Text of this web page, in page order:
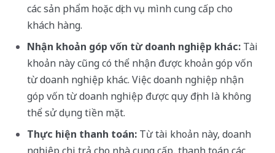
các sản phẩm hoặc dịch vụ mình cung cấp cho
khách hàng.
Nhận khoản góp vốn từ doanh nghiệp khác: Tài
khoản này cũng có thể nhận được khoản góp vốn
từ doanh nghiệp khác. Việc doanh nghiệp nhận
góp vốn từ doanh nghiệp được quy định là không
thể sử dụng tiền mặt.
Thực hiện thanh toán: Từ tài khoản này, doanh